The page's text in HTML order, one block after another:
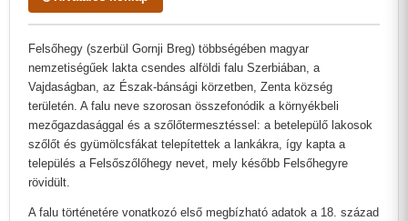
Felsőhegy (szerbül Gornji Breg) többségében magyar
nemzetiségűek lakta csendes alföldi falu Szerbiában, a
Vajdaságban, az Észak-bánsági körzetben, Zenta község
területén. A falu neve szorosan összefonódik a környékbeli
mezőgazdasággal és a szőlőtermesztéssel: a betelepülő lakosok
szőlőt és gyümölcsfákat telepítettek a lankákra, így kapta a
település a Felsőszőlőhegy nevet, mely később Felsőhegyre
rövidült.
A falu történetére vonatkozó első megbízható adatok a 18. század